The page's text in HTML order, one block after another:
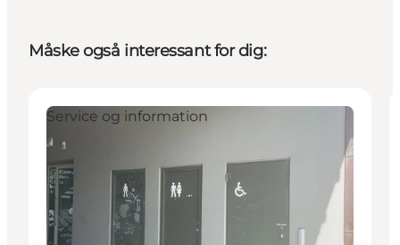
Måske også interessant for dig:
Service og information